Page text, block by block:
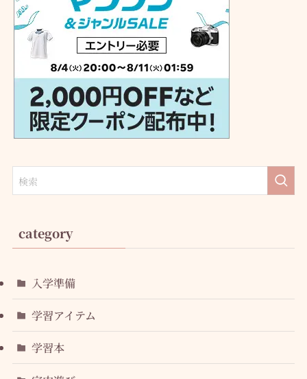
category
入学準備
学習アイテム
学習本